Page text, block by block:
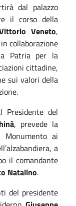
dal palazzo
il corso della
Veneto,
collaborazione
Patria per la
cittadine,
sui valori della
Presidente del
, prevede la
Monumento ai
a
il comandante
Natalino.
del presidente